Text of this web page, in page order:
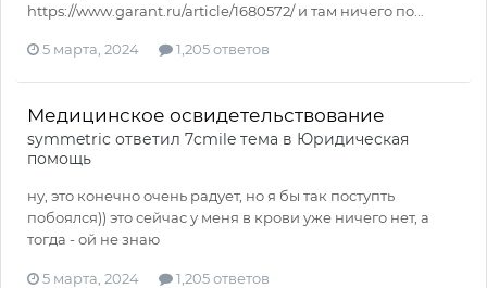
https://www.garant.ru/article/1680572/ и там ничего по...
5 марта, 2024 1,205 ответов
Медицинское освидетельствование
symmetric ответил 7cmile тема в Юридическая
помощь
ну, это конечно очень радует, но я бы так поступть
побоялся)) это сейчас у меня в крови уже ничего нет, а
тогда - ой не знаю
5 марта, 2024 1,205 ответов